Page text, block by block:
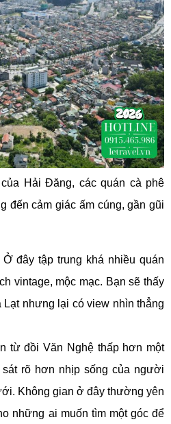
Hải Đăng, các quán cà phê
đến cảm giác ấm cúng, gần gũi
đây tập trung khá nhiều quán
vintage, mộc mạc. Bạn sẽ thấy
nhưng lại có view nhìn thẳng
từ đồi Văn Nghệ thấp hơn một
rõ hơn nhịp sống của người
Không gian ở đây thường yên
những ai muốn tìm một góc để